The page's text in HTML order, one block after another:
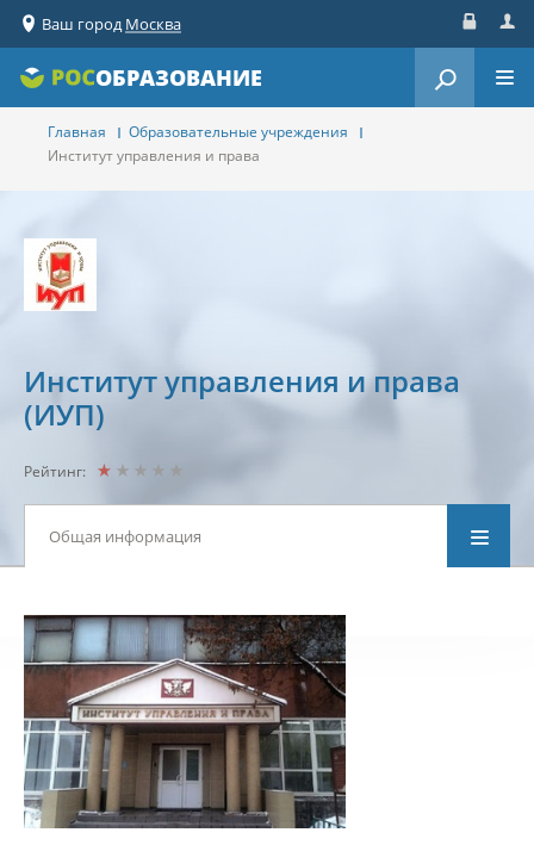
Ваш городМосква
ОБРАЗОВАНИЕ
Главная
Образовательные учреждения
Институт управления и права
Институт управления и права
(ИУП)
Рейтинг:
Общая информация